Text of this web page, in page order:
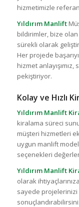
hizmetimizle
Yıldırım Manlift
bildirimler, bize
sürekli olarak
Her projede
hizmet
pekiştiriyor.
Kolay ve Hızlı
Yıldırım Manlift
kiralama süreci
müşteri hizmetleri
uygun manlift
seçenekleri
Yıldırım Manlift
olarak
sayede projelerinizi